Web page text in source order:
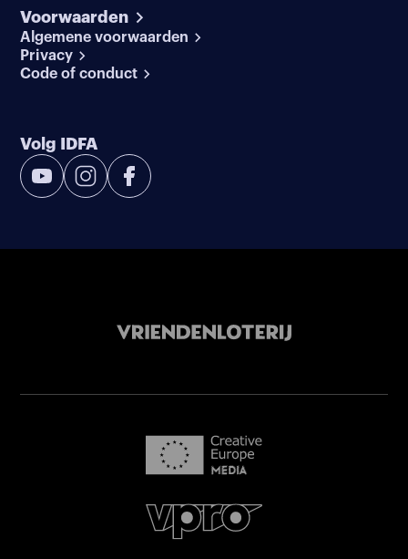
Voorwaarden
Algemene voorwaarden
Privacy
Code of conduct
Volg IDFA